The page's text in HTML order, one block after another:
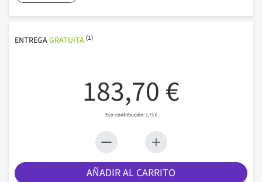
ENTREGAGRATUITA (1)
183,70 €
1,75 €
AÑADIR AL CARRITO